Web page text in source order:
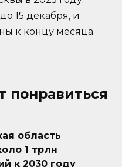
15 декабря, и
к концу месяца.
понравиться
область
1 трлн
к 2030 году